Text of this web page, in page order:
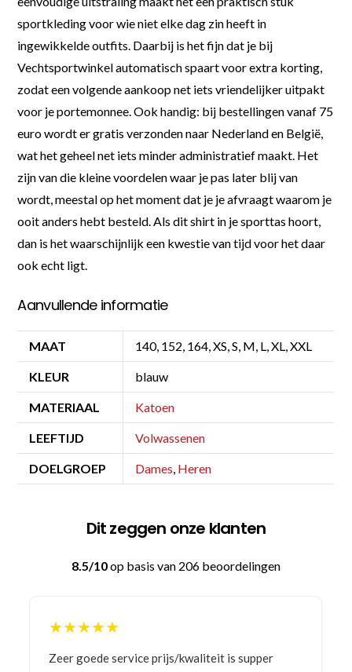
sportkleding voor wie niet elke dag zin heeft in
ingewikkelde outfits. Daarbij is het fijn dat je bij
Vechtsportwinkel automatisch spaart voor extra korting,
zodat een volgende aankoop net iets vriendelijker uitpakt
voor je portemonnee. Ook handig: bij bestellingen vanaf 75
euro wordt er gratis verzonden naar Nederland en België,
wat het geheel net iets minder administratief maakt. Het
zijn van die kleine voordelen waar je pas later blij van
wordt, meestal op het moment dat je je afvraagt waarom je
ooit anders hebt besteld. Als dit shirt in je sporttas hoort,
dan is het waarschijnlijk een kwestie van tijd voor het daar
ook echt ligt.
Aanvullende informatie
MAAT 140, 152, 164, XS, S, M, L, XL, XXL
KLEUR blauw
MATERIAAL Katoen
LEEFTIJD Volwassenen
DOELGROEP Dames Heren
Dit zeggen onze klanten
8.5/10op basis van 206 beoordelingen
★★★★★
Bestelling gedaan vanwege goede prijzen en